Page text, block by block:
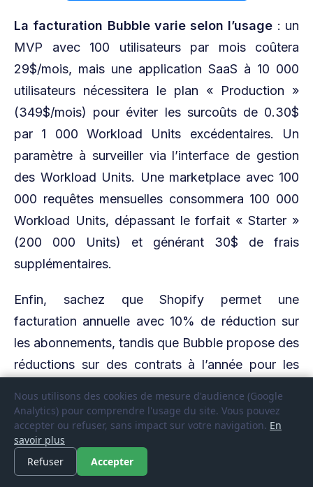
La facturation Bubble varie selon l’usage : un
MVP avec 100 utilisateurs par mois coûtera
29$/mois, mais une application SaaS à 10 000
utilisateurs nécessitera le plan « Production »
(349$/mois) pour éviter les surcoûts de 0.30$
par 1 000 Workload Units excédentaires. Un
paramètre à surveiller via l’interface de gestion
des Workload Units. Une marketplace avec 100
000 requêtes mensuelles consommera 100 000
Workload Units, dépassant le forfait « Starter »
(200 000 Units) et générant 30$ de frais
supplémentaires.
Enfin, sachez que Shopify permet une
facturation annuelle avec 10% de réduction sur
les abonnements, tandis que Bubble propose des
réductions sur des contrats à l’année pour les
permettent d’optimiser les coûts à long
terme, mais nécessitent une bonne prévision de
vos besoins.
Nous utilisons des cookies de mesure d'audience (Google
Analytics) pour comprendre l'usage du site. Vous pouvez
accepter ou refuser, sans impact sur votre navigation. En
savoir plus
Refuser
Accepter